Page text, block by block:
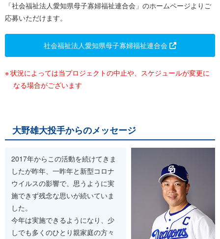
「社会福祉法人愛知県母子寡婦福祉連合会」のホームページよりご
応募いただけます。
社会福祉法人愛知県母子寡婦福祉連合会
状況によっては当プロジェクトの中止や、スケジュールが変更に
なる場合がございます
大野雄大投手からのメッセージ
2017年からこの活動を続けてきま
したが昨年、一昨年と新型コロナ
ウイルスの影響で、思うように実
施できず残念な思いが続いていま
した。
今年は実施できるようになり、少
しでも多くのひとり親家庭の方々